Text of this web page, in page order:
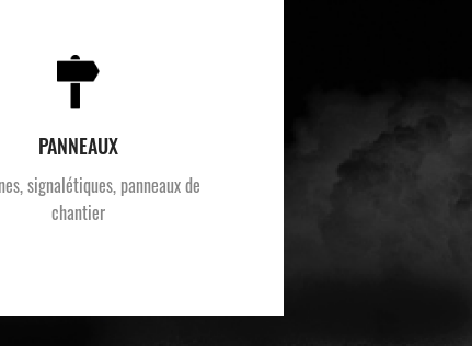
PANNEAUX
signalétiques, panneaux de
chantier